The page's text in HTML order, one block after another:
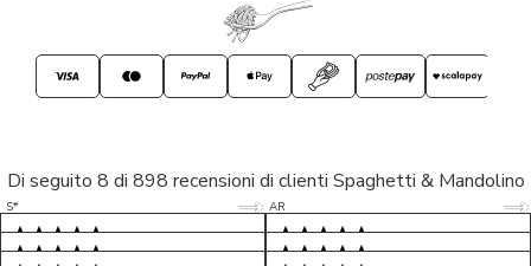
Di seguito 8 di 898 recensioni di clienti Spaghetti & Mandolino
S* 5/5
LP 5/5
M* 5/5
AR 5/5
D* 5/5
S* 5/5